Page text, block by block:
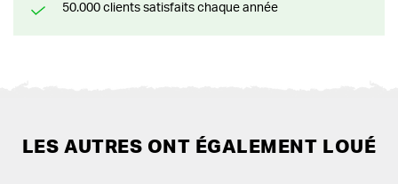
50.000 clients satisfaits chaque année
LES AUTRES ONT ÉGALEMENT LOUÉ